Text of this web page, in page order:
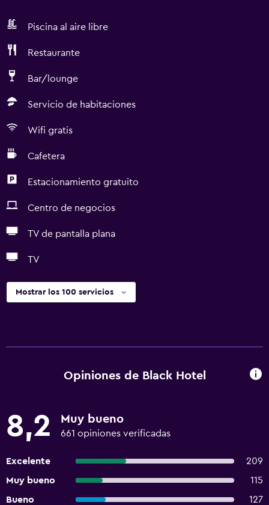
Piscina al aire libre
Restaurante
Bar/lounge
Servicio de habitaciones
Wifi gratis
Cafetera
Estacionamiento gratuito
Centro de negocios
TV de pantalla plana
TV
Mostrar los 100 servicios
Opiniones de Black Hotel
8,2 Muy bueno
661 opiniones verificadas
Excelente
209
Muy bueno
115
Bueno
127